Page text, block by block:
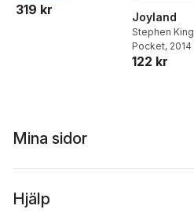
319 kr Joyland
Stephen King
Pocket, 2014
122 kr
Mina sidor
Hjälp